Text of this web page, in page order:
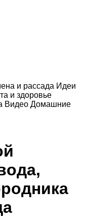
и рассада Идеи
и здоровье
Видео Домашние